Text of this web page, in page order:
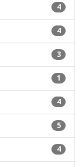
4
4
3
1
4
5
4